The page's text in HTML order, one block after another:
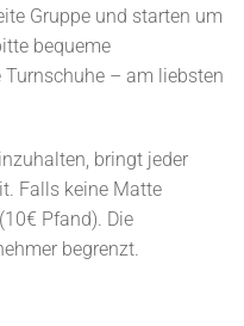
Gruppe und starten um
bequeme
– am liebsten
bringt jeder
Falls keine Matte
Pfand). Die
begrenzt.